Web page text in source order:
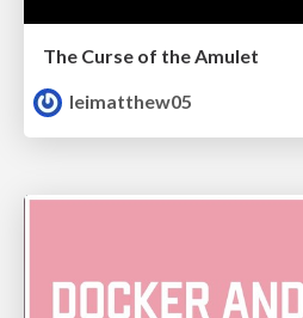
The Curse of the Amulet
leimatthew05